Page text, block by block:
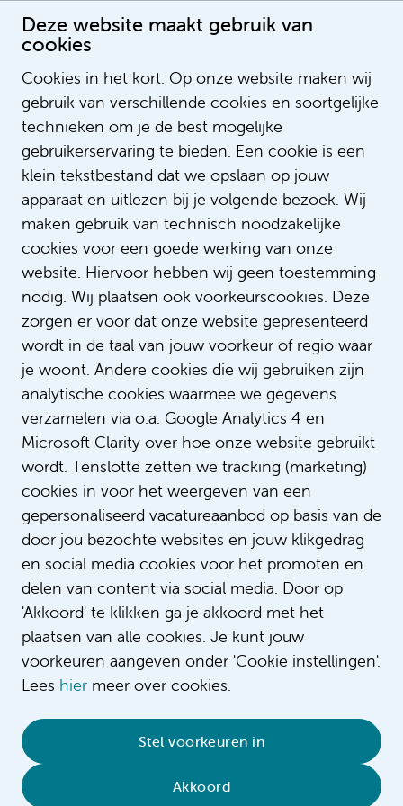
Deze website maakt gebruik van
cookies
Cookies in het kort. Op onze website maken wij
gebruik van verschillende cookies en soortgelijke
technieken om je de best mogelijke
gebruikerservaring te bieden. Een cookie is een
klein tekstbestand dat we opslaan op jouw
apparaat en uitlezen bij je volgende bezoek. Wij
maken gebruik van technisch noodzakelijke
cookies voor een goede werking van onze
website. Hiervoor hebben wij geen toestemming
nodig. Wij plaatsen ook voorkeurscookies. Deze
zorgen er voor dat onze website gepresenteerd
wordt in de taal van jouw voorkeur of regio waar
je woont. Andere cookies die wij gebruiken zijn
analytische cookies waarmee we gegevens
verzamelen via o.a. Google Analytics 4 en
Microsoft Clarity over hoe onze website gebruikt
wordt. Tenslotte zetten we tracking (marketing)
cookies in voor het weergeven van een
gepersonaliseerd vacatureaanbod op basis van de
door jou bezochte websites en jouw klikgedrag
en social media cookies voor het promoten en
delen van content via social media. Door op
'Akkoord' te klikken ga je akkoord met het
plaatsen van alle cookies. Je kunt jouw
voorkeuren aangeven onder 'Cookie instellingen'.
Lees hier meer over cookies.
Stel voorkeuren in
Akkoord
Bente van den Heuvel
Recruitmentadviseur
Cookieverklaring • Sitemap